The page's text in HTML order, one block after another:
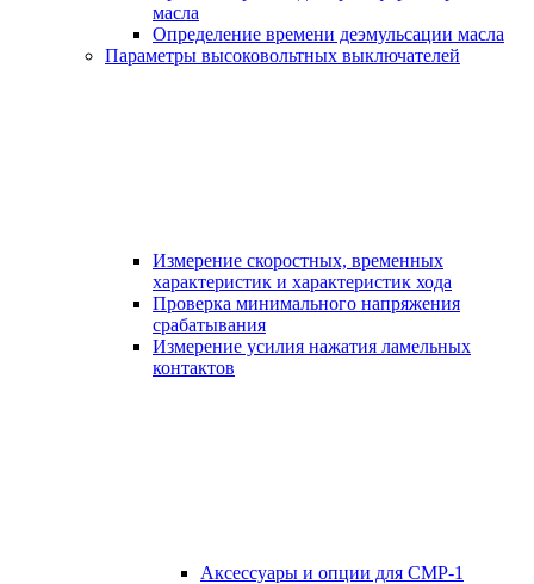
масла
Определение времени деэмульсации масла
Параметры высоковольтных выключателей
Измерение скоростных, временных
характеристик и характеристик хода
Проверка минимального напряжения
срабатывания
Измерение усилия нажатия ламельных
контактов
Аксессуары и опции для СМР-1